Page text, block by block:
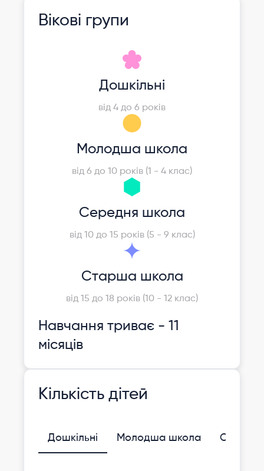
Вікові групи
Дошкільні
від 4 до 6 років
Молодша школа
від 6 до 10 років (1 - 4 клас)
Середня школа
від 10 до 15 років (5 - 9 клас)
Старша школа
від 15 до 18 років (10 - 12 клас)
Навчання триває - 11
місяців
Кількість дітей
Дошкільні Молодша школа